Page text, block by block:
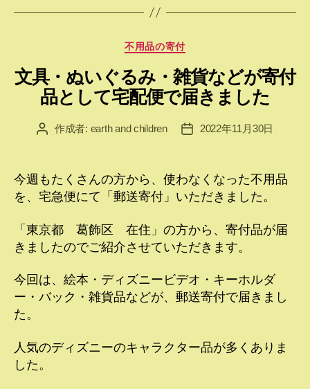
カ
ゴ
リ
ー
不用品の寄付
文具・ぬいぐるみ・雑貨などが寄付
品として宅配便で届きました
投 作成者: earth and children
投
2022年11月30日
今週もたくさんの方から、使わなくなった不用品
を、宅急便にて「郵送寄付」いただきました。
「東京都 葛飾区 在住」の方から、寄付品が届
きましたのでご紹介させていただきます。
今回は、絵本・ディズニービデオ・キーホルダ
ー・バック・雑貨品などが、郵送寄付で届きまし
た。
人気のディズニーのキャラクター品が多くありま
した。